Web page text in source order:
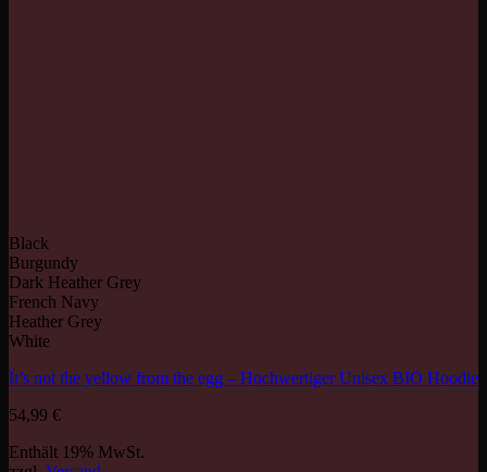
Black
Burgundy
Dark Heather Grey
French Navy
Heather Grey
White
It’s not the yellow from the egg – Hochwertiger Unisex BIO Hoodie
54,99 €
Enthält 19% MwSt.